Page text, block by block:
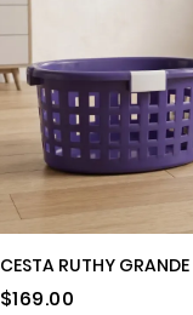
Precio
$169.00